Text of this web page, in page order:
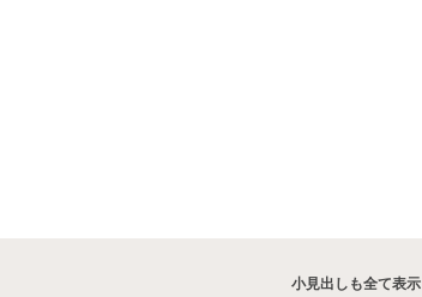
小見出しも全て表示